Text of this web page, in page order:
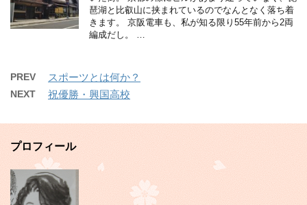
琶湖と比叡山に挟まれているのでなんとなく落ち着
きます。 京阪電車も、私が知る限り55年前から2両
編成だし。 …
PREV スポーツとは何か？
NEXT 祝優勝・興国高校
プロフィール